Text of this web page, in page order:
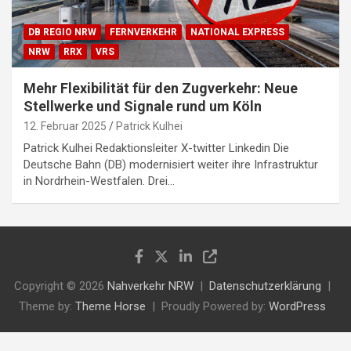
DB REGIO NRW FERNVERKEHR
NATIONAL EXPRESS
NRW
RRX VRS
Mehr Flexibilität für den Zugverkehr: Neue
Stellwerke und Signale rund um Köln
12. Februar 2025 Patrick Kulhei
Patrick Kulhei Redaktionsleiter X-twitter Linkedin Die
Deutsche Bahn (DB) modernisiert weiter ihre Infrastruktur
in Nordrhein-Westfalen. Drei…
Copyright © 2026 Nahverkehr NRW
Datenschutzerklärung
Theme by: Theme Horse Proudly Powered by: WordPress